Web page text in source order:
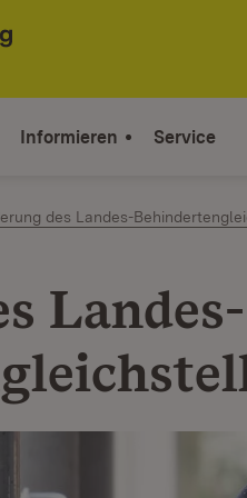
Informieren Service
des Landes-
Landes-